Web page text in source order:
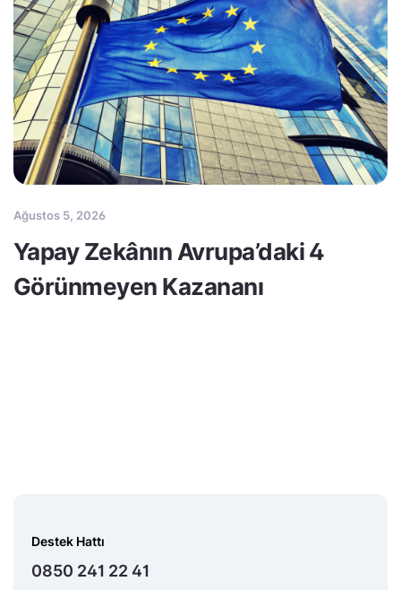
Ağustos 5, 2026
Yapay Zekânın Avrupa’daki 4
Görünmeyen Kazananı
Destek Hattı
0850 241 22 41